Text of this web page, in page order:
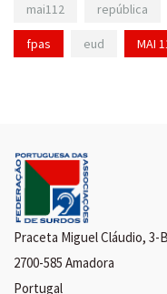
mai112 república
fpas eud MAI
Praceta Miguel Cláudio, 3-B
2700-585 Amadora
Portugal